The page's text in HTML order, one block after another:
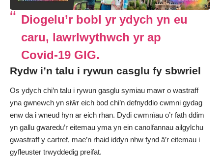
Diogelu’r bobl yr ydych yn eu
caru, lawrlwythwch yr ap
Covid-19 GIG.
Rydw i’n talu i rywun casglu fy sbwriel
Os ydych chi’n talu i rywun gasglu symiau mawr o wastraff
yna gwnewch yn siŵr eich bod chi’n defnyddio cwmni gydag
enw da i wneud hyn ar eich rhan. Dydi cwmnïau o’r fath ddim
yn gallu gwaredu’r eitemau yma yn ein canolfannau ailgylchu
gwastraff y cartref, mae’n rhaid iddyn nhw fynd â’r eitemau i
gyfleuster trwyddedig preifat.